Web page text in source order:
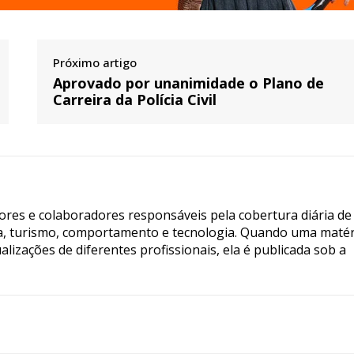
Próximo artigo
Aprovado por unanimidade o Plano de
Carreira da Polícia Civil
e colaboradores responsáveis pela cobertura diária de
turismo, comportamento e tecnologia. Quando uma
de diferentes profissionais, ela é publicada sob a